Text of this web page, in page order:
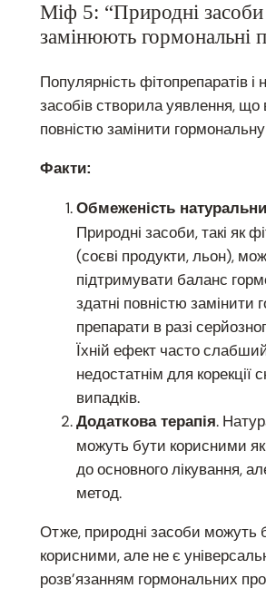
Міф 5: “Природні
замінюють гормональні
Популярність фітопрепаратів і
засобів створила уявлення,
повністю замінити
Факти:
Обмеженість
Природні засоби, такі як
(соєві продукти, льон),
підтримувати баланс
здатні повністю замінити
препарати в разі
Їхній ефект часто
недостатнім для корекції
випадків.
Додаткова терапія.
можуть бути корисними
до основного лікування,
метод.
Отже, природні засоби можуть
корисними, але не є
розв’язанням гормональних